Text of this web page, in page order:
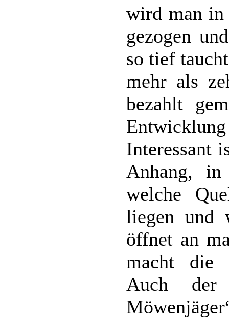
wird man in
gezogen
so tief
mehr als
bezahlt
Entwicklung
Interessant
Anhang,
welche
liegen und
öffnet an
macht die
Auch der